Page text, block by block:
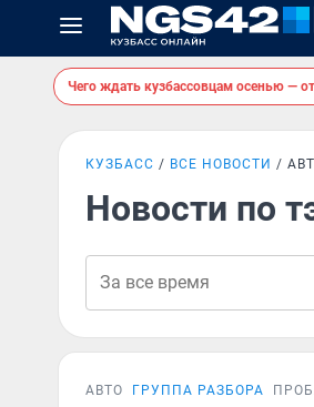
Чего ждать кузбассовцам осенью —
КУЗБАСС ВСЕ НОВОСТИ
Новости по
АВТО ГРУППА РАЗБОРА